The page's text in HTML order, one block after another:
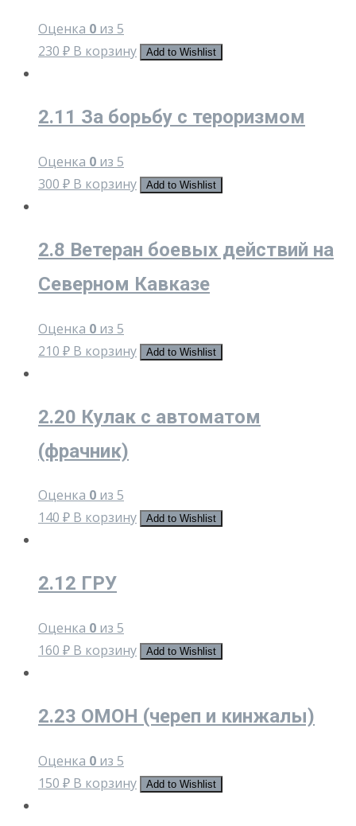
Оценка 0 из 5
230 ₽ В корзину Add to Wishlist
2.11 За борьбу с тероризмом
Оценка 0 из 5
300 ₽ В корзину Add to Wishlist
2.8 Ветеран боевых действий на
Северном Кавказе
Оценка 0 из 5
210 ₽ В корзину Add to Wishlist
2.20 Кулак с автоматом
(фрачник)
Оценка 0 из 5
140 ₽ В корзину Add to Wishlist
2.12 ГРУ
Оценка 0 из 5
160 ₽ В корзину Add to Wishlist
2.23 ОМОН (череп и кинжалы)
Оценка 0 из 5
150 ₽ В корзину Add to Wishlist